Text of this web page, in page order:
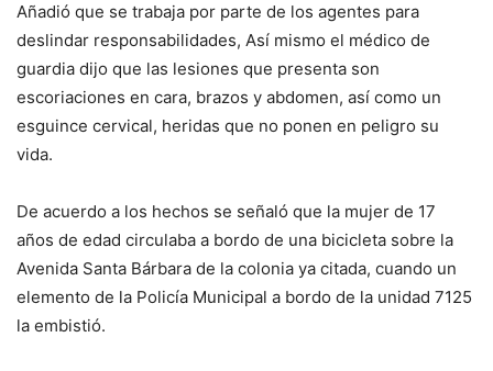
Añadió que se trabaja por parte de los agentes para
deslindar responsabilidades, Así mismo el médico de
guardia dijo que las lesiones que presenta son
escoriaciones en cara, brazos y abdomen, así como un
esguince cervical, heridas que no ponen en peligro su
vida.
De acuerdo a los hechos se señaló que la mujer de 17
años de edad circulaba a bordo de una bicicleta sobre la
Avenida Santa Bárbara de la colonia ya citada, cuando un
elemento de la Policía Municipal a bordo de la unidad 7125
la embistió.